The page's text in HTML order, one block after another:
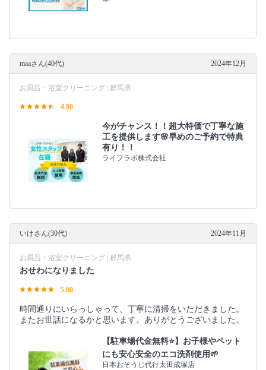
maaさん(40代) 2024年12月
お風呂・浴室クリーニング | 群馬県
4.80
今がチャンス！！超大特価で丁寧な施
工を提供します🌸早めのご予約で特典
有り！！
ライフラボ株式会社
いけさん(30代) 2024年11月
お風呂・浴室クリーニング | 群馬県
おせわになりました
5.00
時間通りにいらっしゃって、丁寧に清掃をいただきました。
またお世話になるかと思います。ありがとうございました。
【駐車場代金無料⭐️】お子様やペット
にも安心安全のエコ洗剤使用🌱
日本おそうじ代行太田成塚店